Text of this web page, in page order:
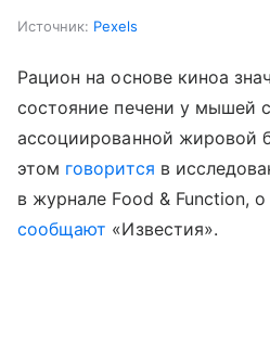
Источник: Pexels
Рацион на основе киноа
состояние печени у мышей
ассоциированной жировой
этом говорится в
в журнале Food & Function,
сообщают «Известия».